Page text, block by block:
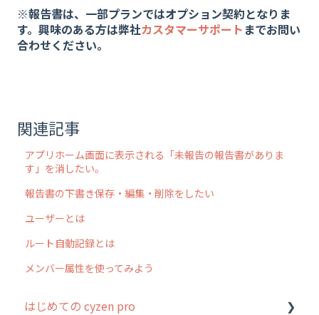
※報告書は、一部プランではオプション契約となりま
す。興味のある方は弊社カスタマーサポート までお問い
合わせください。
関連記事
アプリホーム画面に表示される「未報告の報告書がありま
す」を消したい。
報告書の下書き保存・編集・削除をしたい
ユーザーとは
ルート自動記録とは
メンバー属性を使ってみよう
はじめての cyzen pro